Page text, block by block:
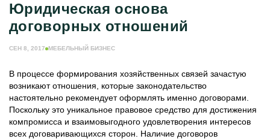
Юридическая основа
договорных отношений
СЕН 8, 2017 МЕБЕЛЬНЫЙ БИЗНЕС
В процессе формирования хозяйственных связей зачастую
возникают отношения, которые законодательство
настоятельно рекомендует оформлять именно договорами.
Поскольку это уникальное правовое средство для достижения
компромисса и взаимовыгодного удовлетворения интересов
всех договаривающихся сторон. Наличие договоров